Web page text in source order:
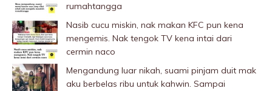
rumahtangga
Nasib cucu miskin, nak makan KFC pun kena
mengemis. Nak tengok TV kena intai dari
cermin naco
Mengandung luar nikah, suami pinjam duit mak
aku berbelas ribu untuk kahwin. Sampai